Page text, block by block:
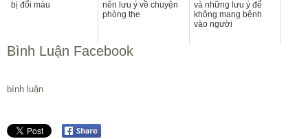
bị đổi màu
nên lưu ý về chuyện
phòng the
và những lưu ý để
không mang bệnh
vào người
Bình Luận Facebook
bình luận